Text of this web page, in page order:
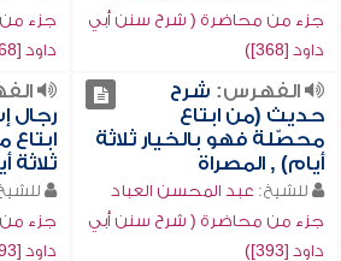
جزء من محاضرة ( شرح سنن أبي
داود [368])
جزء
داود [368])
الفهرس: شرح
حديث (من ابتاع
محصّلة فهو بالخيار ثلاثة
أيام) , المصراة
للشيخ: عبد المحسن العباد
جزء من محاضرة ( شرح سنن أبي
داود [393])
رجال
ثلاثة
جزء
داود [393])